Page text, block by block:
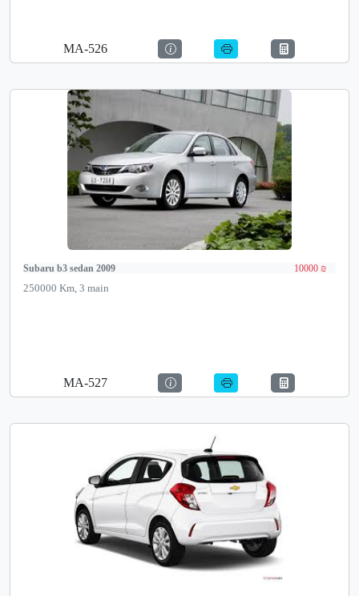
MA-526
Subaru b3 sedan 2009 10000 ₪
250000 Km, 3 main
MA-527